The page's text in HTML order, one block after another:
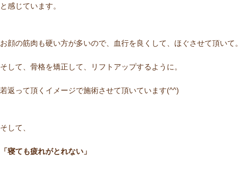
と感じています。
お顔の筋肉も硬い方が多いので、血行を良くして、ほぐさせて頂いて。
そして、骨格を矯正して、リフトアップするように。
若返って頂くイメージで施術させて頂いています(^^)
そして、
「寝ても疲れがとれない」